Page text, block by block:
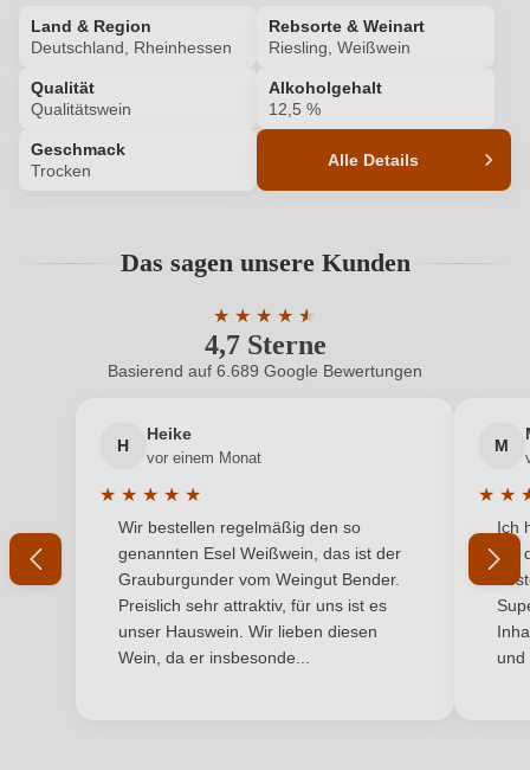
ANMELDEN
Land & Region
Deutschland, Rheinhessen
Rebsorte & Weinart
Riesling, Weißwein
Qualität
Qualitätswein
Alkoholgehalt
12,5 %
Geschmack
Trocken
Alle Details
Alkoholgehalt in %
Geschmack
Weingut Schlossmühlenhof, Kirchgasse 18, 55234
Inhalt 0,75 L
2025
Das sagen unsere Kunden
4,7 Sterne
★ ★ ★ ★ ★
★
Durchschnittliche Bewertung von 4.7
Basierend auf 6.689 Google Bewertungen
H
Heike
vor einem Monat
★ ★ ★ ★ ★
Durchschnittliche Bewertung von 5 von 5 Sternen
Wir bestellen regelmäßig den so
genannten Esel Weißwein, das ist der
Grauburgunder vom Weingut Bender.
Preislich sehr attraktiv, für uns ist es
unser Hauswein. Wir lieben diesen
Wein, da er insbesonde...
M
★ ★
Ich
mit
und